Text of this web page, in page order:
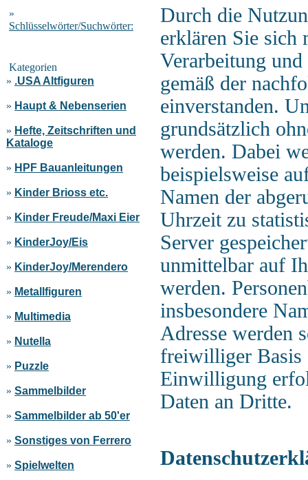
»
Schlüsselwörter/Suchwörter:
Kategorien
» .USA Altfiguren
» Haupt & Nebenserien
» Hefte, Zeitschriften und
Kataloge
» HPF Bauanleitungen
» Kinder Brioss etc.
» Kinder Freude/Maxi Eier
» KinderJoy/Eis
» KinderJoy/Merendero
» Metallfiguren
» Multimedia
» Nutella
» Puzzle
» Sammelbilder
» Sammelbilder ab 50'er
» Sonstiges von Ferrero
» Spielwelten
Durch die
erklären Sie sich
Verarbeitung
gemäß der
einverstanden.
grundsätzlich
werden. Dabei
beispielsweise
Namen der
Uhrzeit zu
Server
unmittelbar auf
werden.
insbesondere
Adresse werden
freiwilliger Basis
Einwilligung
Daten an Dritte.